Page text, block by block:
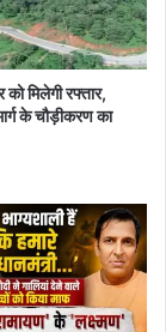
को मिलेगी रफ्तार,
के चौड़ीकरण का